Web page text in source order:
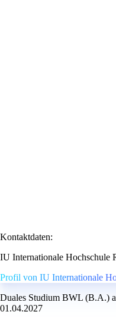
Kontaktdaten:
IU Internationale Hochschule
Profil von IU Internationale
Duales Studium BWL (B.A.)
01.04.2027